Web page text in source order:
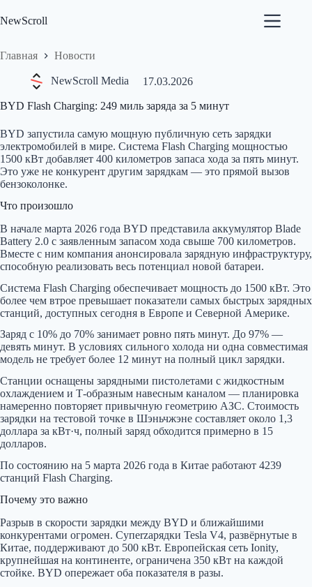
к
NewScroll
Главная Новости
NewScroll Media 17.03.2026
BYD Flash Charging: 249 миль заряда за 5 минут
BYD запустила самую мощную публичную сеть зарядки
электромобилей в мире. Система Flash Charging мощностью
1500 кВт добавляет 400 километров запаса хода за пять минут.
Это уже не конкурент другим зарядкам — это прямой вызов
бензоколонке.
Что произошло
В начале марта 2026 года BYD представила аккумулятор Blade
Battery 2.0 с заявленным запасом хода свыше 700 километров.
Вместе с ним компания анонсировала зарядную инфраструктуру,
способную реализовать весь потенциал новой батареи.
Система Flash Charging обеспечивает мощность до 1500 кВт. Это
более чем втрое превышает показатели самых быстрых зарядных
станций, доступных сегодня в Европе и Северной Америке.
Заряд с 10% до 70% занимает ровно пять минут. До 97% —
девять минут. В условиях сильного холода ни одна совместимая
модель не требует более 12 минут на полный цикл зарядки.
Станции оснащены зарядными пистолетами с жидкостным
охлаждением и Т-образным навесным каналом — планировка
намеренно повторяет привычную геометрию АЗС. Стоимость
зарядки на тестовой точке в Шэньчжэне составляет около 1,3
доллара за кВт·ч, полный заряд обходится примерно в 15
долларов.
По состоянию на 5 марта 2026 года в Китае работают 4239
станций Flash Charging.
Почему это важно
Разрыв в скорости зарядки между BYD и ближайшими
конкурентами огромен. Супerzарядки Tesla V4, развёрнутые в
Китае, поддерживают до 500 кВт. Европейская сеть Ionity,
крупнейшая на континенте, ограничена 350 кВт на каждой
стойке. BYD опережает оба показателя в разы.